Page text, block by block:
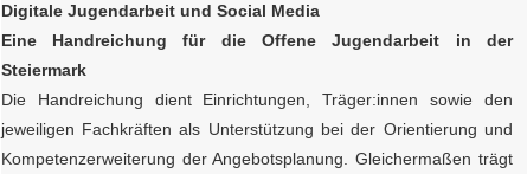
Digitale Jugendarbeit und Social Media
Eine Handreichung für die Offene Jugendarbeit in der
Steiermark
Die Handreichung dient Einrichtungen, Träger:innen sowie den
jeweiligen Fachkräften als Unterstützung bei der Orientierung und
Kompetenzerweiterung der Angebotsplanung. Gleichermaßen trägt